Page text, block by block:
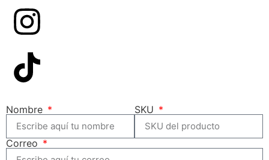
Nombre SKU
Correo